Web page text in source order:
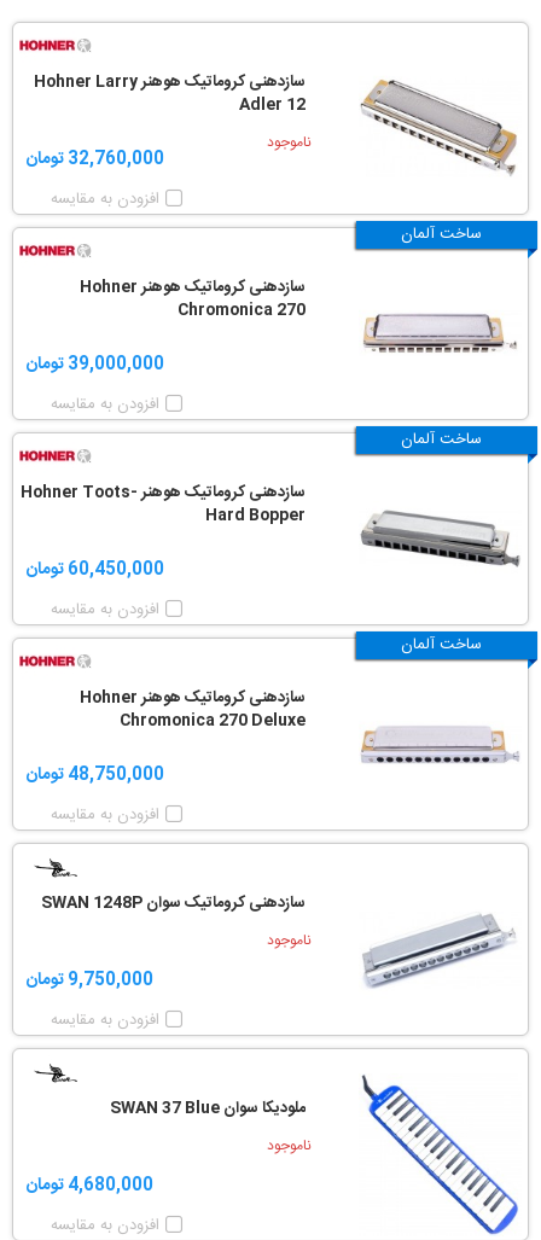
سازدهنی کروماتیک هوهنر Hohner Larry
Adler 12
ناموجود
32,760,000 تومان
افزودن به مقایسه
ساخت آلمان
سازدهنی کروماتیک هوهنر Hohner
Chromonica 270
39,000,000 تومان
افزودن به مقایسه
ساخت آلمان
سازدهنی کروماتیک هوهنر Hohner Toots-
Hard Bopper
60,450,000 تومان
افزودن به مقایسه
ساخت آلمان
سازدهنی کروماتیک هوهنر Hohner
Chromonica 270 Deluxe
48,750,000 تومان
افزودن به مقایسه
سازدهنی کروماتیک سوان SWAN 1248P
ناموجود
9,750,000 تومان
افزودن به مقایسه
ملودیکا سوان SWAN 37 Blue
ناموجود
4,680,000 تومان
افزودن به مقایسه